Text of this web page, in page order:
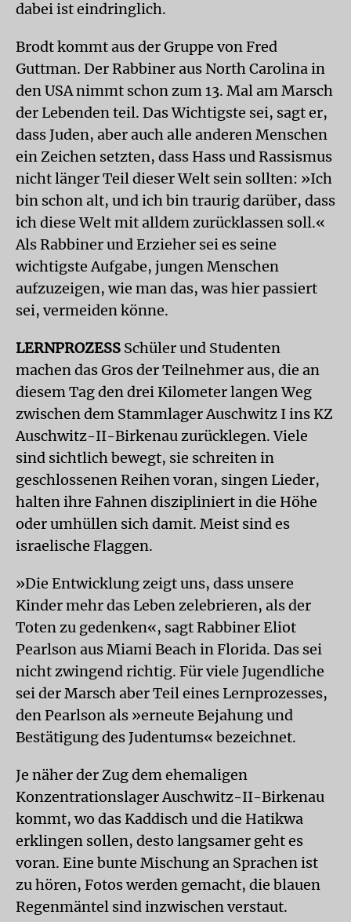
dabei ist eindringlich.
Brodt kommt aus der Gruppe von Fred
Guttman. Der Rabbiner aus North Carolina in
den USA nimmt schon zum 13. Mal am Marsch
der Lebenden teil. Das Wichtigste sei, sagt er,
dass Juden, aber auch alle anderen Menschen
ein Zeichen setzten, dass Hass und Rassismus
nicht länger Teil dieser Welt sein sollten: »Ich
bin schon alt, und ich bin traurig darüber, dass
ich diese Welt mit alldem zurücklassen soll.«
Als Rabbiner und Erzieher sei es seine
wichtigste Aufgabe, jungen Menschen
aufzuzeigen, wie man das, was hier passiert
sei, vermeiden könne.
LERNPROZESS Schüler und Studenten
machen das Gros der Teilnehmer aus, die an
diesem Tag den drei Kilometer langen Weg
zwischen dem Stammlager Auschwitz I ins KZ
Auschwitz-II-Birkenau zurücklegen. Viele
sind sichtlich bewegt, sie schreiten in
geschlossenen Reihen voran, singen Lieder,
halten ihre Fahnen diszipliniert in die Höhe
oder umhüllen sich damit. Meist sind es
israelische Flaggen.
»Die Entwicklung zeigt uns, dass unsere
Kinder mehr das Leben zelebrieren, als der
Toten zu gedenken«, sagt Rabbiner Eliot
Pearlson aus Miami Beach in Florida. Das sei
nicht zwingend richtig. Für viele Jugendliche
sei der Marsch aber Teil eines Lernprozesses,
den Pearlson als »erneute Bejahung und
Bestätigung des Judentums« bezeichnet.
Je näher der Zug dem ehemaligen
Konzentrationslager Auschwitz-II-Birkenau
kommt, wo das Kaddisch und die Hatikwa
erklingen sollen, desto langsamer geht es
voran. Eine bunte Mischung an Sprachen ist
zu hören, Fotos werden gemacht, die blauen
Regenmäntel sind inzwischen verstaut.